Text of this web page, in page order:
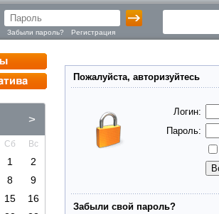
Забыли пароль? Регистрация
>
Сб Вс
1
2
8
9
15
16
Пожалуйста, авторизуйтесь
Логин:
Пароль:
Забыли свой пароль?